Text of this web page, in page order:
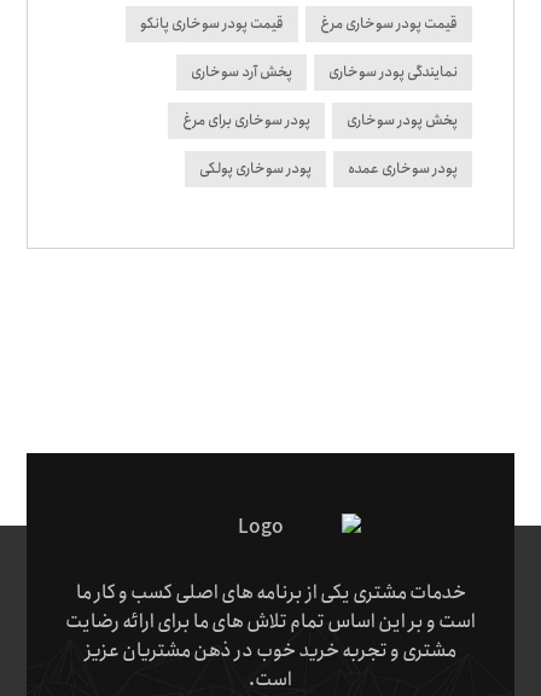
قیمت پودر سوخاری مرغ قیمت پودر سوخاری پانکو
نمایندگی پودر سوخاری پخش آرد سوخاری
پخش پودر سوخاری پودر سوخاری برای مرغ
پودر سوخاری عمده پودر سوخاری پولکی
خدمات مشتری یکی از برنامه های اصلی کسب و کار ما
است و بر این اساس تمام تلاش های ما برای ارائه رضایت
مشتری و تجربه خرید خوب در ذهن مشتریان عزیز
است.